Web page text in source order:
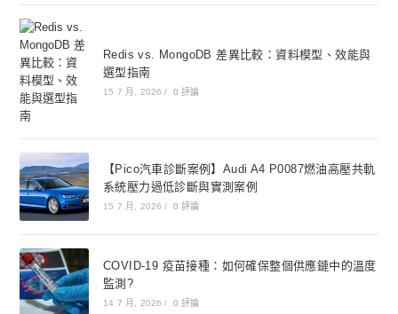
Redis vs. MongoDB 差異比較：資料模型、效能與
選型指南
15 7 月, 2026 / 0 評論
【Pico汽車診斷案例】Audi A4 P0087燃油高壓共軌
系統壓力過低診斷與實測案例
15 7 月, 2026 / 0 評論
COVID-19 疫苗接種：如何確保整個供應鏈中的溫度
監測?
14 7 月, 2026 / 0 評論